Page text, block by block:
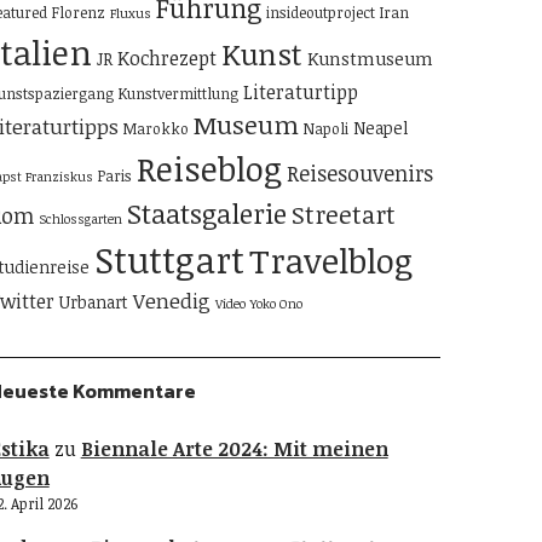
Florenz Fluxus Führung insideoutproject Iran
JR Kochrezept Kunst Kunstmuseum
Kunstvermittlung Literaturtipp
Marokko Museum Napoli Neapel
Franziskus Paris Reiseblog Reisesouvenirs
Schlossgarten Staatsgalerie Streetart
StuttgartTravelblog
Urbanart Venedig Video Yoko Ono
Kommentare
zu Biennale Arte 2024: Mit meinen
April 2026